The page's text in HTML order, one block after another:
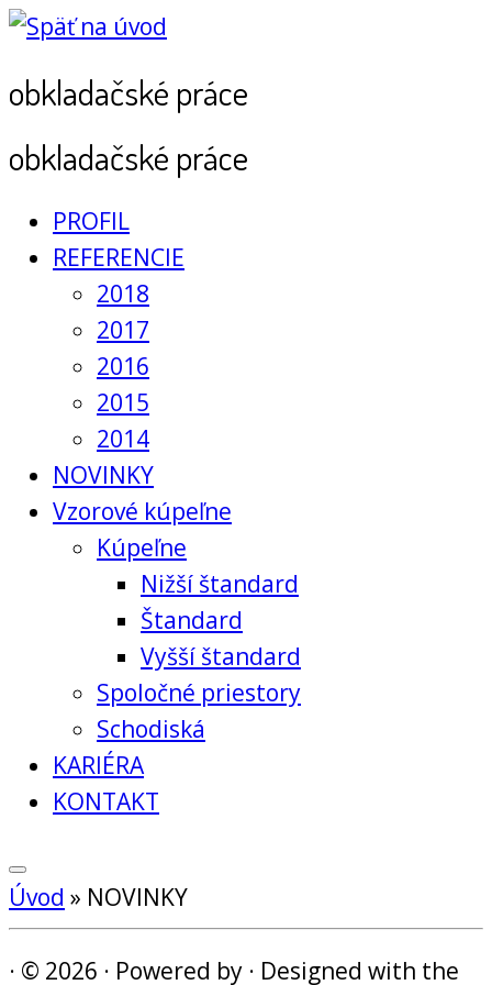
obkladačské práce
obkladačské práce
PROFIL
REFERENCIE
2018
2017
2016
2015
2014
NOVINKY
Vzorové kúpeľne
Kúpeľne
Nižší štandard
Štandard
Vyšší štandard
Spoločné priestory
Schodiská
KARIÉRA
KONTAKT
Úvod » NOVINKY
· © 2026 · Powered by · Designed with the